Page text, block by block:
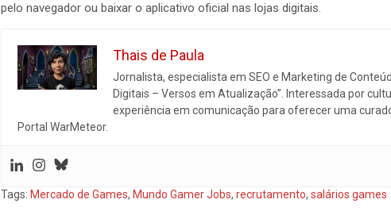
pelo navegador ou baixar o aplicativo oficial nas lojas digitais.
Thais de Paula
Jornalista, especialista em SEO e Marketing de
Digitais – Versos em Atualização”. Interessada por
experiência em comunicação para oferecer uma
Portal WarMeteor.
Tags: Mercado de Games, Mundo Gamer Jobs,recrutamento,salários games